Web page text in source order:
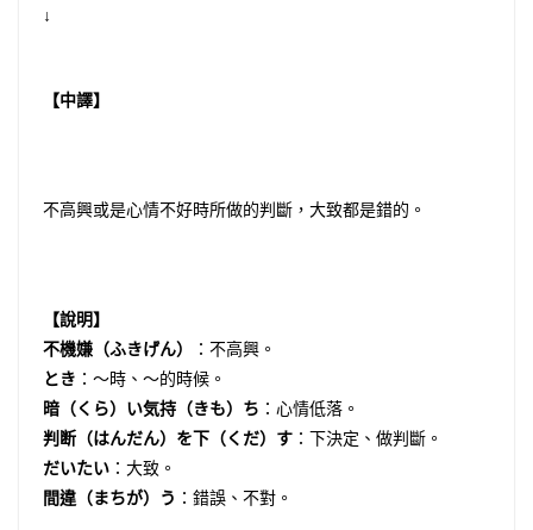
↓
【中譯】
不高興或是心情不好時所做的判斷，大致都是錯的。
【說明】
不機嫌（ふきげん）
：不高興。
とき ：〜時、〜的時候。
暗（くら）い気持（きも）ち ：心情低落。
判断（はんだん）を下（くだ）す ：下決定、做判斷。
だいたい ：大致。
間違（まちが）う ：錯誤、不對。